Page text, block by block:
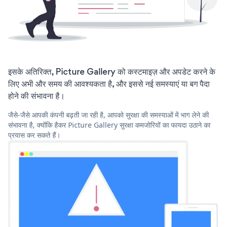
इसके अतिरिक्त, Picture Gallery को कस्टमाइज़ और अपडेट करने के
लिए अभी और समय की आवश्यकता है, और इससे नई समस्याएं या बग पैदा
होने की संभावना है।
जैसे-जैसे आपकी कंपनी बढ़ती जा रही है, आपको सुरक्षा की समस्याओं में भाग लेने की
संभावना है, क्योंकि हैकर Picture Gallery सुरक्षा कमजोरियों का फायदा उठाने का
प्रयास कर सकते हैं।